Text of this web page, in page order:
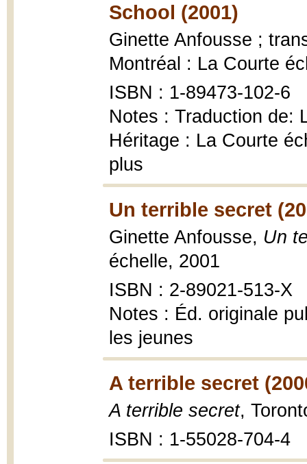
School (2001)
Ginette Anfousse ;
Montréal : La Courte
ISBN : 1-89473-102-6
Notes : Traduction de:
Héritage : La Courte
plus
Un terrible secret
Ginette Anfousse, Un
échelle, 2001
ISBN : 2-89021-513-X
Notes : Éd. originale
les jeunes
A terrible secret
A terrible secret,
ISBN : 1-55028-704-4